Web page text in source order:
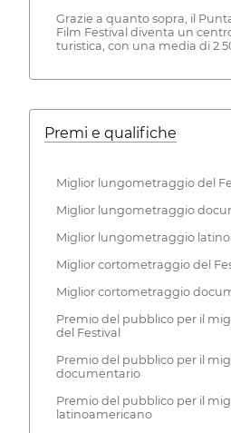
Grazie a quanto sopra, il
Film Festival diventa un
turistica, con una media di
Premi e qualifiche
Miglior lungometraggio del
Miglior lungometraggio
Miglior lungometraggio
Miglior cortometraggio del
Miglior cortometraggio
Premio del pubblico per il
del Festival
Premio del pubblico per il
documentario
Premio del pubblico per il
latinoamericano